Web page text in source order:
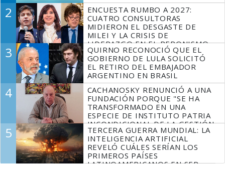
2
ENCUESTA RUMBO A 2027:
CUATRO CONSULTORAS
MIDIERON EL DESGASTE DE
MILEI Y LA CRISIS DE
LIDERAZGO EN EL PERONISMO
3
QUIRNO RECONOCIÓ QUE EL
GOBIERNO DE LULA SOLICITÓ
EL RETIRO DEL EMBAJADOR
ARGENTINO EN BRASIL
4
CACHANOSKY RENUNCIÓ A UNA
FUNDACIÓN PORQUE "SE HA
TRANSFORMADO EN UNA
ESPECIE DE INSTITUTO PATRIA
INCONDICIONAL DE LA GESTIÓN
DE MILEI"
5
TERCERA GUERRA MUNDIAL: LA
INTELIGENCIA ARTIFICIAL
REVELÓ CUÁLES SERÍAN LOS
PRIMEROS PAÍSES
LATINOAMERICANOS EN SER